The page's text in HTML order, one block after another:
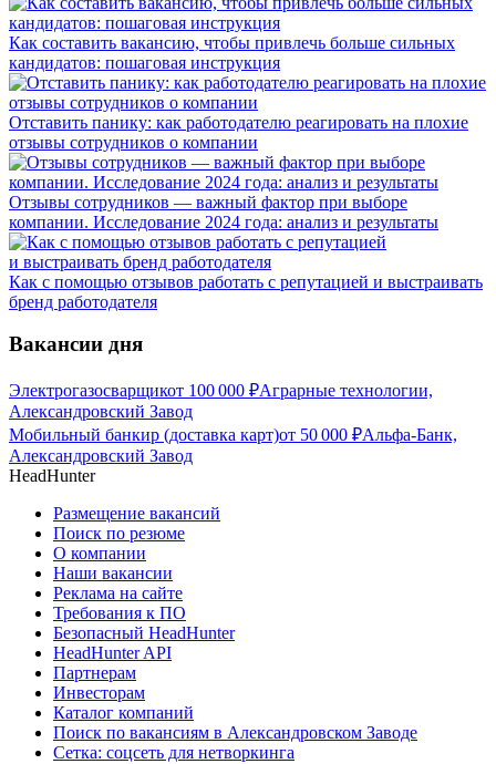
Как составить вакансию, чтобы привлечь больше сильных
кандидатов: пошаговая инструкция
Отставить панику: как работодателю реагировать на плохие
отзывы сотрудников о компании
Отзывы сотрудников — важный фактор при выборе
компании. Исследование 2024 года: анализ и результаты
Как с помощью отзывов работать с репутацией и выстраивать
бренд работодателя
Вакансии дня
Электрогазосварщикот 100 000 ₽Аграрные технологии,
Александровский Завод
Мобильный банкир (доставка карт)от 50 000 ₽Альфа-Банк,
Александровский Завод
HeadHunter
Размещение вакансий
Поиск по резюме
О компании
Наши вакансии
Реклама на сайте
Требования к ПО
Безопасный HeadHunter
HeadHunter API
Партнерам
Инвесторам
Каталог компаний
Поиск по вакансиям в Александровском Заводе
Сетка: соцсеть для нетворкинга